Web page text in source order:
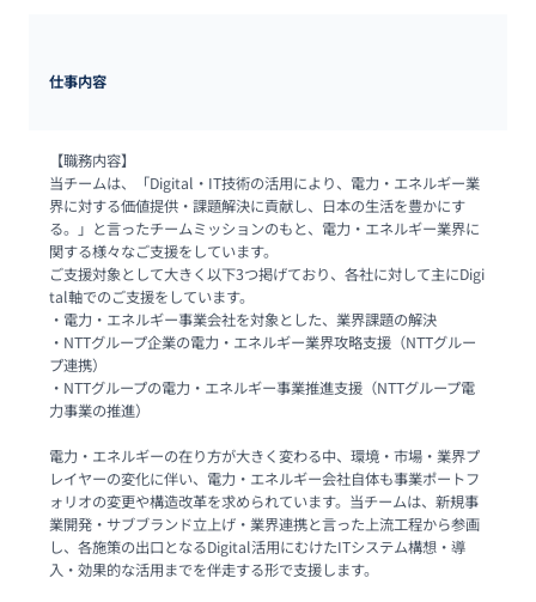
仕事内容
【職務内容】
当チームは、「Digital・IT技術の活用により、電力・エネルギー業
界に対する価値提供・課題解決に貢献し、日本の生活を豊かにす
る。」と言ったチームミッションのもと、電力・エネルギー業界に
関する様々なご支援をしています。
ご支援対象として大きく以下3つ掲げており、各社に対して主にDigi
tal軸でのご支援をしています。
・電力・エネルギー事業会社を対象とした、業界課題の解決
・NTTグループ企業の電力・エネルギー業界攻略支援（NTTグルー
プ連携）
・NTTグループの電力・エネルギー事業推進支援（NTTグループ電
力事業の推進）
電力・エネルギーの在り方が大きく変わる中、環境・市場・業界プ
レイヤーの変化に伴い、電力・エネルギー会社自体も事業ポートフ
ォリオの変更や構造改革を求められています。当チームは、新規事
業開発・サブブランド立上げ・業界連携と言った上流工程から参画
し、各施策の出口となるDigital活用にむけたITシステム構想・導
入・効果的な活用までを伴走する形で支援します。